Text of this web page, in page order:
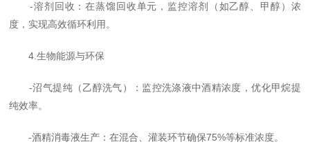
-溶剂回收：在蒸馏回收单元，监控溶剂（如乙醇、甲醇）浓
度，实现高效循环利用。
4.生物能源与环保
-沼气提纯（乙醇洗气）：监控洗涤液中酒精浓度，优化甲烷提
纯效率。
-酒精消毒液生产：在混合、灌装环节确保75%等标准浓度。